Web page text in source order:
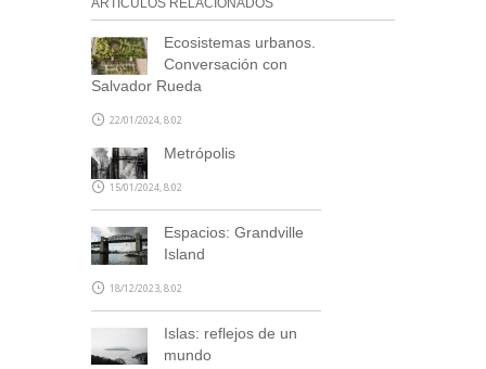
ARTÍCULOS RELACIONADOS
Ecosistemas urbanos.
Conversación con
Salvador Rueda
22/01/2024, 8:02
Metrópolis
15/01/2024, 8:02
Espacios: Grandville
Island
18/12/2023, 8:02
Islas: reflejos de un
mundo